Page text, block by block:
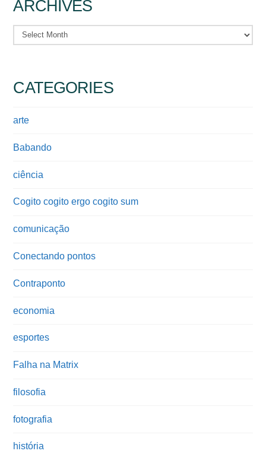
ARCHIVES
Archives
CATEGORIES
arte
Babando
ciência
Cogito cogito ergo cogito sum
comunicação
Conectando pontos
Contraponto
economia
esportes
Falha na Matrix
filosofia
fotografia
história